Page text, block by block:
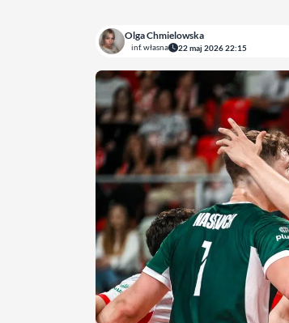
Olga Chmielowska
inf. własna 22 maj 2026 22:15